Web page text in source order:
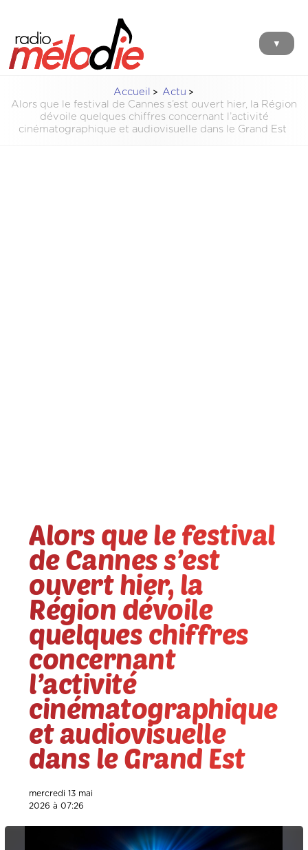
▼
Accueil
Actu
Alors que le festival de Cannes s’est ouvert hier, la Région
dévoile quelques chiffres concernant l’activité
cinématographique et audiovisuelle dans le Grand Est
Alors que le festival
de Cannes s’est
ouvert hier, la
Région dévoile
quelques chiffres
concernant
l’activité
cinématographique
et audiovisuelle
dans le Grand Est
mercredi 13 mai
2026 à 07:26